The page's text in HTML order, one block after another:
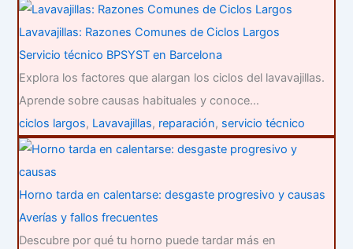
Lavavajillas: Razones Comunes de Ciclos Largos
Servicio técnico BPSYST en Barcelona
Explora los factores que alargan los ciclos del lavavajillas.
Aprende sobre causas habituales y conoce…
ciclos largos, Lavavajillas, reparación, servicio técnico
Horno tarda en calentarse: desgaste progresivo y causas
Averías y fallos frecuentes
Descubre por qué tu horno puede tardar más en